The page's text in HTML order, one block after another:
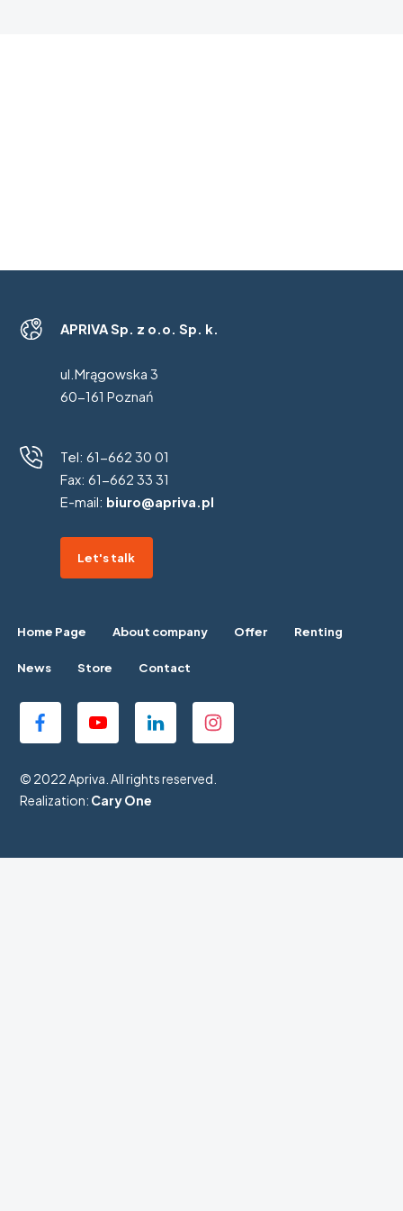
Home Page About company Offer Renting
News Store Contact
© 2022 Apriva. All rights reserved.
Realization: Cary One
APRIVA Sp. z o.o. Sp. k.
ul.Mrągowska 3
60-161 Poznań
Tel: 61-662 30 01
Fax: 61-662 33 31
E-mail: biuro@apriva.pl
Let's talk